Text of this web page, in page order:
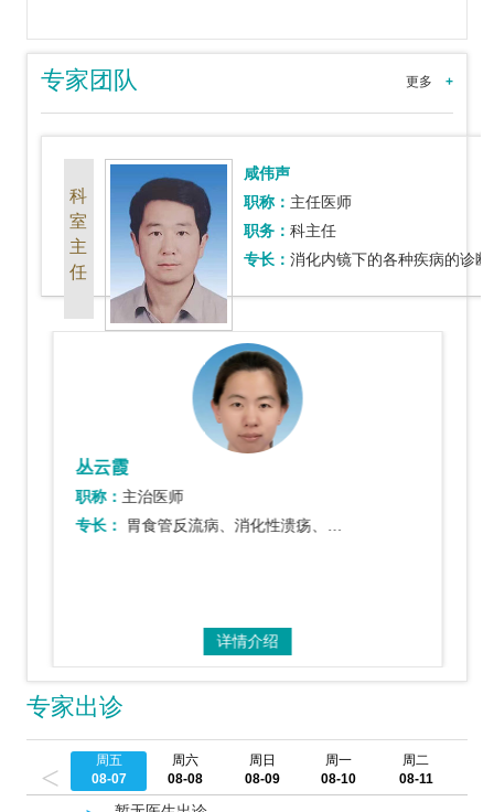
更多+
专家团队
科
室
主
任
咸伟声
职称： 主任医师
职务： 科主任
专长： 消化内镜下的各种疾病的诊断及镜下治疗
丛云霞
职称： 主治医师
专长：
胃食管反流病、消化性溃疡、胰腺炎、消化道出血、腹痛等消化
详情介绍
专家出诊
<
周五
08-07
周六
08-08
周日
08-09
周一
08-10
周二
08-11